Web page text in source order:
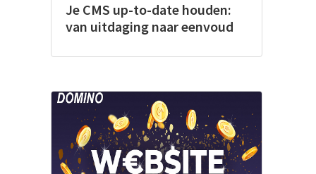
Je CMS up-to-date houden:
van uitdaging naar eenvoud